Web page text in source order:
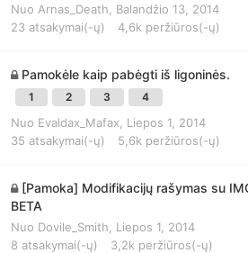
Nuo Arnas_Death
Balandžio 13, 2014
23 atsakymai(-ų) 4,6k peržiūros(-ų)
Pamokėle kaip pabėgti iš ligoninės.
1 2 3 4
Nuo Evaldax_Mafax
Liepos 1, 2014
35 atsakymai(-ų) 5,6k peržiūros(-ų)
[Pamoka] Modifikacijų rašymas su
BETA
Nuo Dovile_Smith
Liepos 1, 2014
8 atsakymai(-ų) 3,2k peržiūros(-ų)